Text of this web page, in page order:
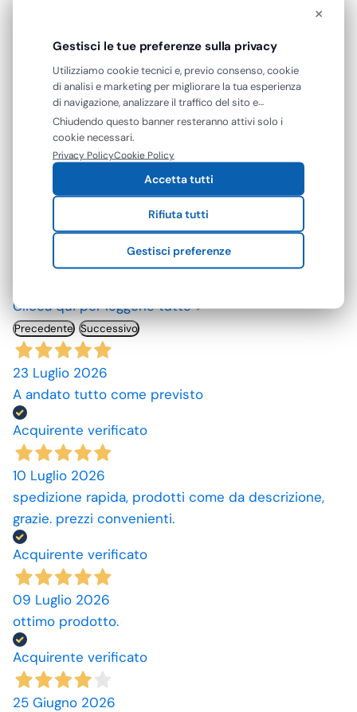
RECENSIONI VERIFICATE
Cosa dicono di noi
Eccellente
recensioni
Clicca qui per leggerle tutte >
Precedente Successivo
23 Luglio 2026
A andato tutto come previsto
Acquirente verificato
10 Luglio 2026
spedizione rapida, prodotti come da descrizione,
grazie. prezzi convenienti.
Acquirente verificato
09 Luglio 2026
ottimo prodotto.
Acquirente verificato
25 Giugno 2026
×
Gestisci le tue preferenze sulla privacy
Utilizziamo cookie tecnici e, previo consenso, cookie
di analisi e marketing per migliorare la tua esperienza
di navigazione, analizzare il traffico del sito e
mostrarti contenuti e pubblicità personalizzati. Puoi
accettare tutti i cookie oppure gestire le tue
preferenze. Puoi modificare o revocare il consenso in
qualsiasi momento.
Chiudendo questo banner resteranno attivi solo i
cookie necessari.
Privacy PolicyCookie Policy
Accetta tutti
Rifiuta tutti
Gestisci preferenze